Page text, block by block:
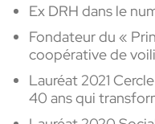
Ex DRH dans le
Fondateur du «
coopérative de
Lauréat 2021
40 ans qui